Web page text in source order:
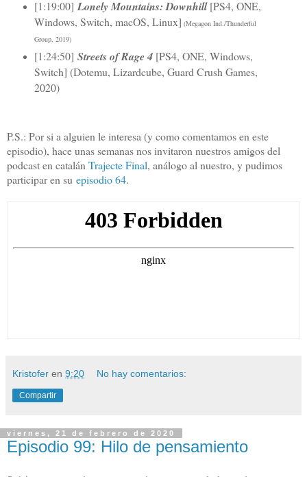
[1:19:00]Lonely Mountains: Downhill[PS4, ONE,
Windows, Switch, macOS, Linux] (Megagon Ind./Thunderful
Group, 2019)
[1:24:50] Streets of Rage 4[PS4, ONE, Windows,
Switch] (Dotemu, Lizardcube, Guard Crush Games,
2020)
P.S.: Por si a alguien le interesa (y como comentamos en este
episodio), hace unas semanas nos invitaron nuestros amigos del
podcast en catalán Trajecte Final, análogo al nuestro, y pudimos
participar en su episodio 64.
Kristofer en 9:20 No hay comentarios:
Compartir
viernes, 21 de febrero de 2020
Episodio 99: Hilo de pensamiento